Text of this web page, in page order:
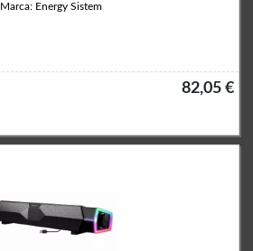
Marca: Energy Sistem
82,05 €